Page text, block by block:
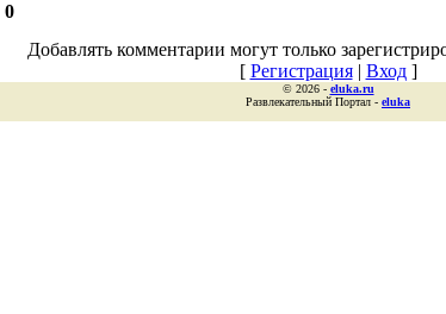
0
Добавлять комментарии могут только
[ Регистрация| Вход]
© 2026 - eluka.ru
Развлекательный Портал - eluka